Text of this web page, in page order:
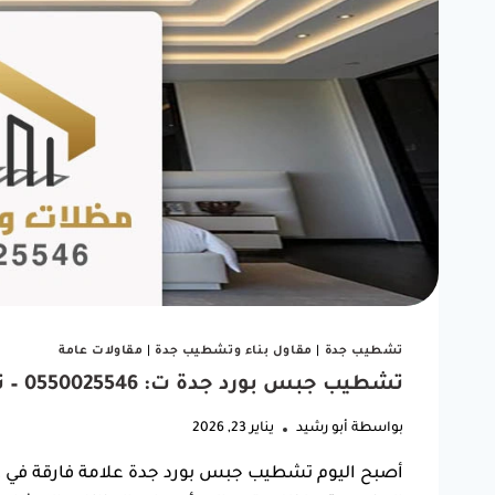
تشطيب جدة مقاول بناء وتشطيب جدة مقاولات عامة
تشطيب جبس بورد جدة ت: 0550025546 – تشطيب اسقف جبس بورد جده
بواسطة أبو رشيد يناير 23, 2026
أصبح اليوم تشطيب جبس بورد جدة علامة فارقة في
"شغل مظلة سيارتي كان ممتاز.
يتعامل معاهم."
حي النسيم، جدة